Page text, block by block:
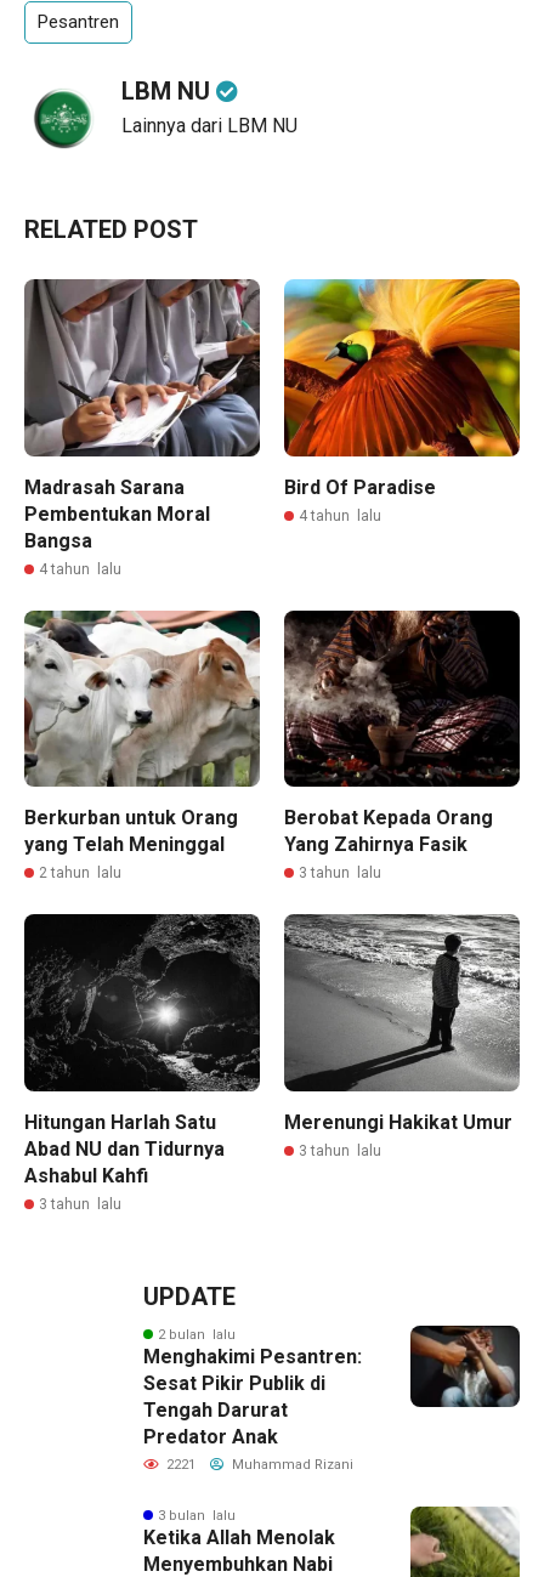
Pesantren
LBM NU
Lainnya dari LBM NU
RELATED POST
Madrasah Sarana
Pembentukan Moral
Bangsa
4 tahun lalu
Bird Of Paradise
4 tahun lalu
Berkurban untuk Orang
yang Telah Meninggal
2 tahun lalu
Berobat Kepada Orang
Yang Zahirnya Fasik
3 tahun lalu
Hitungan Harlah Satu
Abad NU dan Tidurnya
Ashabul Kahfi
3 tahun lalu
Merenungi Hakikat Umur
3 tahun lalu
UPDATE
2 bulan lalu
Menghakimi Pesantren:
Sesat Pikir Publik di
Tengah Darurat
Predator Anak
2221 Muhammad Rizani
3 bulan lalu
Ketika Allah Menolak
Menyembuhkan Nabi